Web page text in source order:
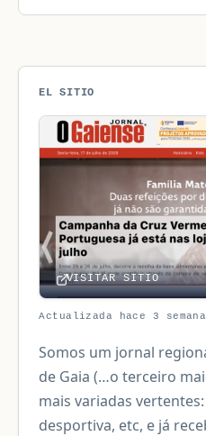
EL SITIO
VISITAR SITIO
Actualizada hace 3
Somos um jornal
de Gaia (…o terceiro
mais variadas
desportiva, etc, e já